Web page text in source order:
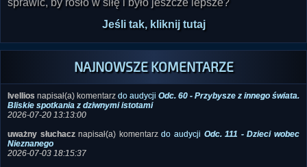
sprawić, by rosło w siłę i było jeszcze lepsze?
Jeśli tak, kliknij tutaj
NAJNOWSZE KOMENTARZE
Ivellios napisał(a) komentarz do audycji Odc. 60 - Przybysze z innego świata.
Bliskie spotkania z dziwnymi istotami
2026-07-20 13:13:00
uważny słuchacznapisał(a) komentarzdo audycji Odc. 111 - Dzieci wobec
Nieznanego
2026-07-03 18:15:37